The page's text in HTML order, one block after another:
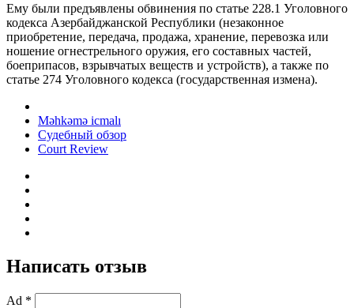
Ему были предъявлены обвинения по статье 228.1 Уголовного
кодекса Азербайджанской Республики (незаконное
приобретение, передача, продажа, хранение, перевозка или
ношение огнестрельного оружия, его составных частей,
боеприпасов, взрывчатых веществ и устройств), а также по
статье 274 Уголовного кодекса (государственная измена).
Məhkəmə icmalı
Судебный обзор
Court Review
Написать отзыв
Ad *